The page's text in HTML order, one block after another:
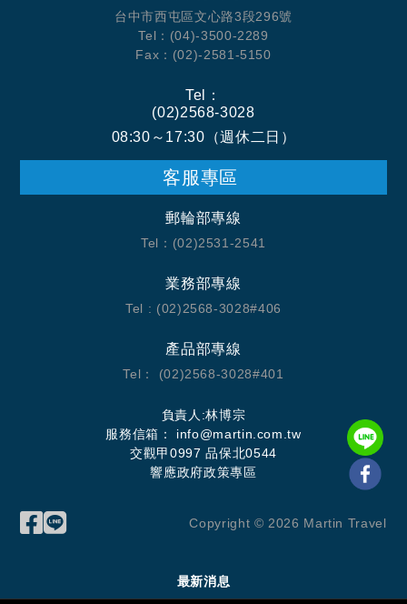
台中市西屯區文心路3段296號
Tel：(04)-3500-2289
Fax：(02)-2581-5150
Tel：
(02)2568-3028
08:30～17:30（週休二日）
客服專區
郵輪部專線
Tel：(02)2531-2541
業務部專線
Tel : (02)2568-3028#406
產品部專線
Tel： (02)2568-3028#401
負責人:林博宗
服務信箱： info@martin.com.tw
交觀甲0997 品保北0544
響應政府政策專區
Copyright © 2026 Martin Travel
最新消息